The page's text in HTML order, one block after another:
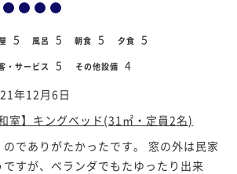
5 風呂 5 朝食 5 夕食 5
・サービス 5 その他設備 4
年12月6日
和室】キングベッド(31㎡・定員2名)
でありがたかったです。 窓の外は民家
すが、ベランダでもたゆったり出来